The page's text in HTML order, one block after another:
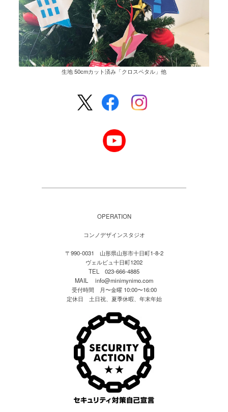
生地 50cmカット済み「クロスペタル」他
OPERATION
コンノデザインスタジオ
〒990-0031 山形県山形市十日町1-8-2
ヴェルビュ十日町1202
TEL 023-666-4885
MAIL info@minimynimo.com
受付時間 月〜金曜 10:00〜16:00
定休日 土日祝、夏季休暇、年末年始